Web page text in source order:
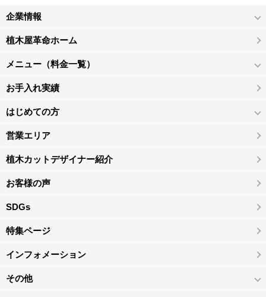
企業情報
植木屋革命ホーム
メニュー（料金一覧）
お手入れ実績
はじめての方
営業エリア
植木カットデザイナー紹介
お客様の声
SDGs
特集ページ
インフォメーション
その他